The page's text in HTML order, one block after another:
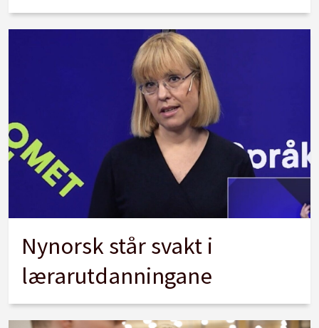
Nynorsk står svakt i
lærarutdanningane